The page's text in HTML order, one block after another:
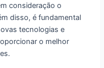
consideração o
disso, é fundamental
tecnologias e
o melhor